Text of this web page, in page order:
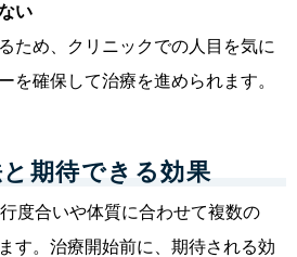
い
ため、クリニックでの人目を気に
を確保して治療を進められます。
期待できる効果
度合いや体質に合わせて複数の
す。治療開始前に、期待される効